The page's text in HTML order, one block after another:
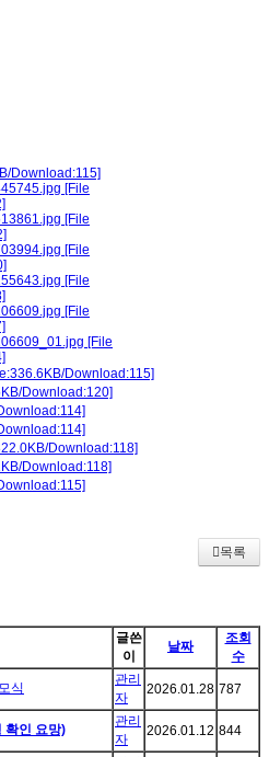
Download:115]
[File
[File
[File
[File
[File
[File
Download:115]
Download:120]
Download:118]
Download:118]
목록
글쓴
이
날짜
조회
수
식
관리
자
2026.01.28 787
확인 요망)
관리
자
2026.01.12 844